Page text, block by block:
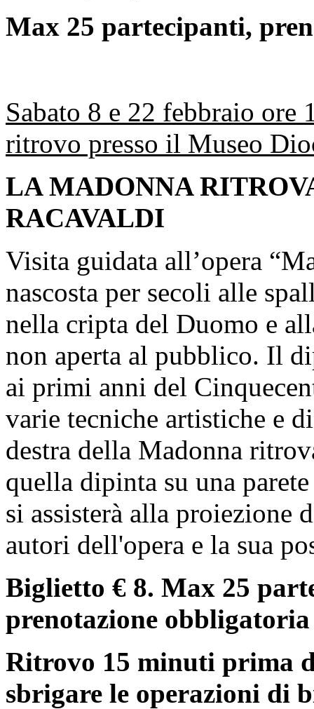
Max 25 partecipanti,
Sabato 8 e 22 febbraio ore
ritrovo presso il Museo
LA MADONNA
RACAVALDI
Visita guidata all’opera
nascosta per secoli alle
nella cripta del Duomo e
non aperta al pubblico. Il
ai primi anni del
varie tecniche artistiche e
destra della Madonna
quella dipinta su una
si assisterà alla proiezione
autori dell'opera e la sua
Biglietto € 8. Max 25
prenotazione obbligatoria
Ritrovo 15 minuti prima
sbrigare le operazioni di